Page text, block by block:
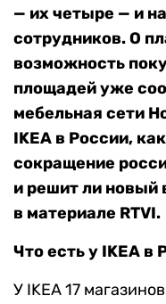
— их четыре — и
сотрудников. О
возможность
площадей уже
мебельная сети
IKEA в России,
сокращение
и решит ли новый
в материале RTVI.
Что есть у IKEA в
У IKEA 17